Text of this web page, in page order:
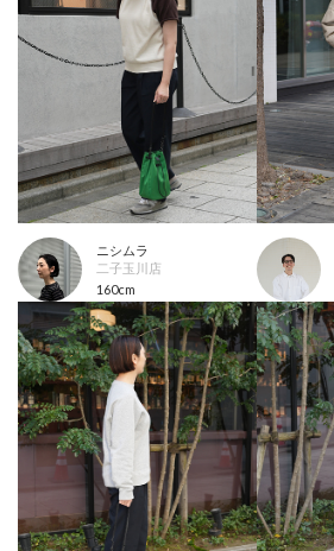
ニシムラ
二子玉川店
160cm